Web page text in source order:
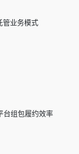
管业务模式
台组包履约效率